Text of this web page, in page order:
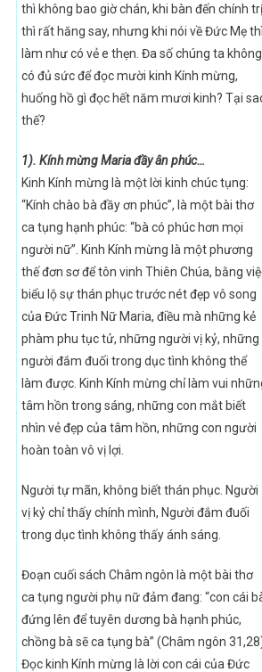
thì không bao giờ chán, khi bàn đến chính trị
thì rất hăng say, nhưng khi nói về Đức Mẹ thì
làm như có vẻ e thẹn. Đa số chúng ta không
có đủ sức để đọc mười kinh Kính mừng,
huống hồ gì đọc hết năm mươi kinh? Tại
thế?
1). Kính mừng Maria đầy ân phúc…
Kinh Kính mừng là một lời kinh chúc tụng:
“Kính chào bà đầy ơn phúc”, là một bài thơ
ca tụng hạnh phúc: “bà có phúc hơn mọi
người nữ”. Kinh Kính mừng là một phương
thế đơn sơ để tôn vinh Thiên Chúa, bằng
biểu lộ sự thán phục trước nét đẹp vô song
của Đức Trinh Nữ Maria, điều mà những kẻ
phàm phu tục tử, những người vị kỷ, những
người đắm đuối trong dục tình không thể
làm được. Kinh Kính mừng chỉ làm vui
tâm hồn trong sáng, những con mắt biết
nhìn vẻ đẹp của tâm hồn, những con người
hoàn toàn vô vị lợi.
Người tự mãn, không biết thán phục. Người
vị kỷ chỉ thấy chính mình, Người đắm đuối
trong dục tình không thấy ánh sáng.
Đoạn cuối sách Châm ngôn là một bài thơ
ca tụng người phụ nữ đảm đang: “con cái
đứng lên để tuyên dương bà hạnh phúc,
chồng bà sẽ ca tụng bà” (Châm ngôn
Đọc kinh Kính mừng là lời con cái của Đức